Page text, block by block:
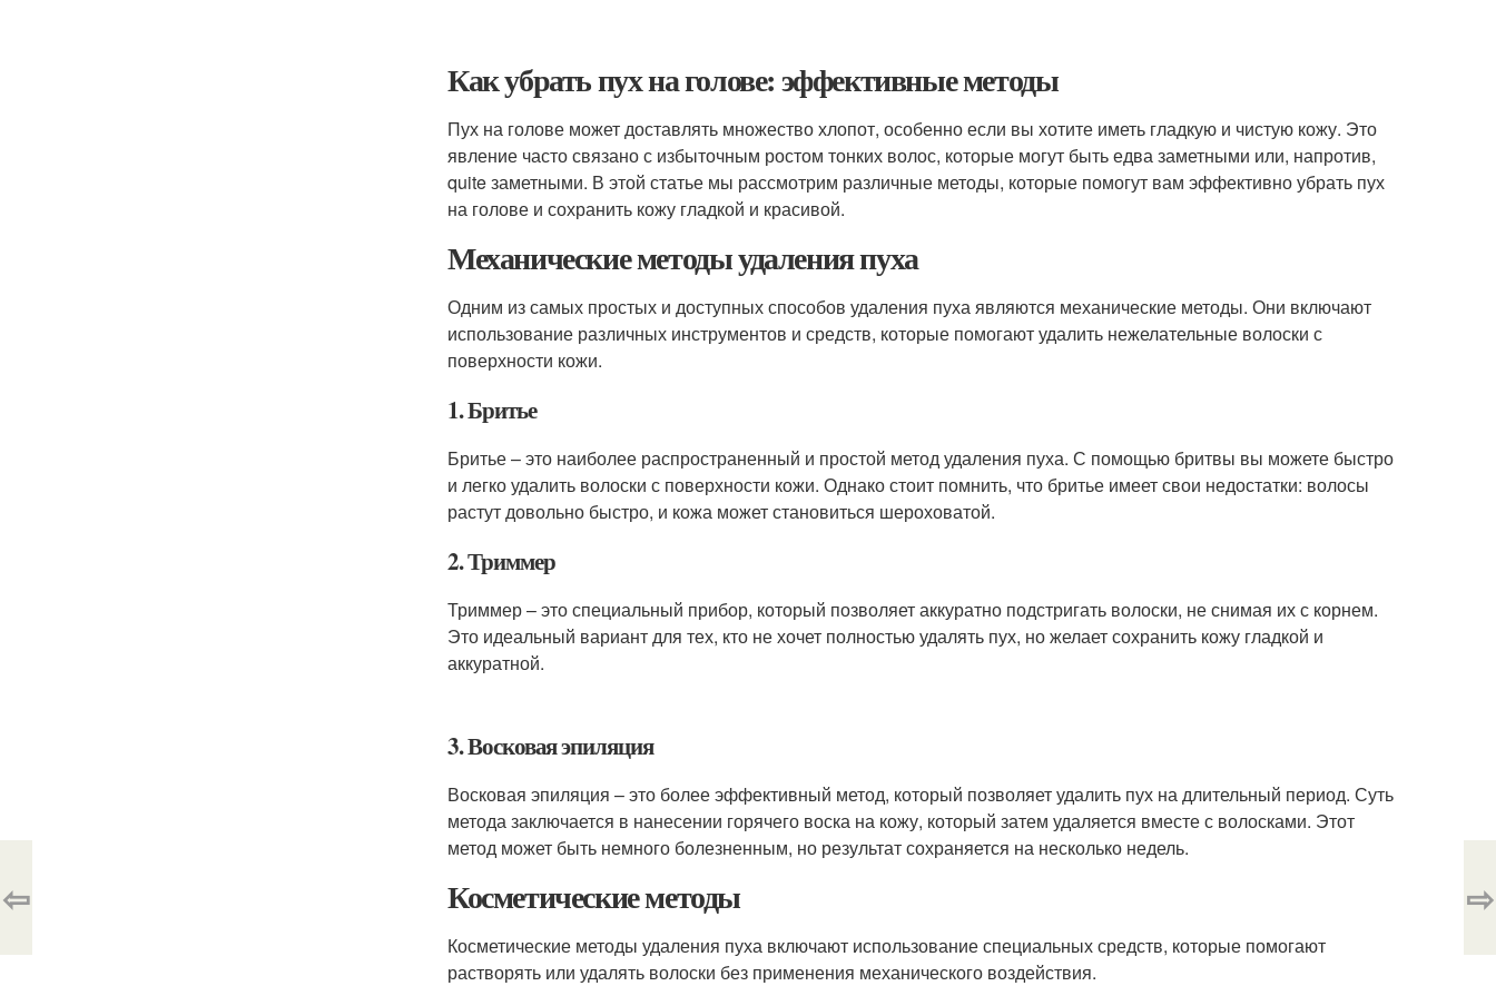
Как убрать пух на голове: эффективные методы
Пух на голове может доставлять множество хлопот, особенно если вы хотите иметь гладкую и чистую кожу. Это
явление часто связано с избыточным ростом тонких волос, которые могут быть едва заметными или, напротив,
quite заметными. В этой статье мы рассмотрим различные методы, которые помогут вам эффективно убрать пух
на голове и сохранить кожу гладкой и красивой.
Механические методы удаления пуха
Одним из самых простых и доступных способов удаления пуха являются механические методы. Они включают
использование различных инструментов и средств, которые помогают удалить нежелательные волоски с
поверхности кожи.
1. Бритье
Бритье – это наиболее распространенный и простой метод удаления пуха. С помощью бритвы вы можете быстро
и легко удалить волоски с поверхности кожи. Однако стоит помнить, что бритье имеет свои недостатки: волосы
растут довольно быстро, и кожа может становиться шероховатой.
2. Триммер
Триммер – это специальный прибор, который позволяет аккуратно подстригать волоски, не снимая их с корнем.
Это идеальный вариант для тех, кто не хочет полностью удалять пух, но желает сохранить кожу гладкой и
аккуратной.
3. Восковая эпиляция
Восковая эпиляция – это более эффективный метод, который позволяет удалить пух на длительный период. Суть
метода заключается в нанесении горячего воска на кожу, который затем удаляется вместе с волосками. Этот
метод может быть немного болезненным, но результат сохраняется на несколько недель.
Косметические методы
Косметические методы удаления пуха включают использование специальных средств, которые помогают
растворять или удалять волоски без применения механического воздействия.
⇦ ⇨